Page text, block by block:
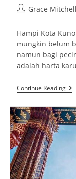
PostGrace Mitchell
Hampi Kota
mungkin belum
namun bagi
adalah harta
Continue Reading
Kota